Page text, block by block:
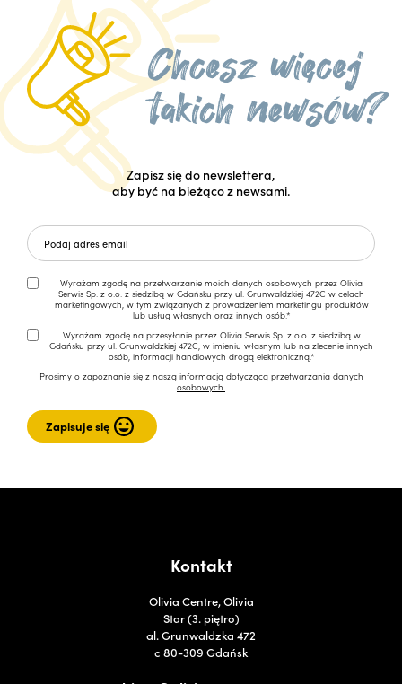
Zapisz się do newslettera,
aby być na bieżąco z newsami.
Wyrażam zgodę na przetwarzanie moich danych osobowych przez Olivia
Serwis Sp. z o.o. z siedzibą w Gdańsku przy ul. Grunwaldzkiej 472C w celach
marketingowych, w tym związanych z prowadzeniem marketingu produktów
lub usług własnych oraz innych osób.*
Wyrażam zgodę na przesyłanie przez Olivia Serwis Sp. z o.o. z siedzibą w
Gdańsku przy ul. Grunwaldzkiej 472C, w imieniu własnym lub na zlecenie innych
osób, informacji handlowych drogą elektroniczną.*
Prosimy o zapoznanie się z naszą informacją dotyczącą przetwarzania danych
osobowych.
Kontakt
Olivia Centre, Olivia
Star (3. piętro)
al. Grunwaldzka 472
c 80-309 Gdańsk